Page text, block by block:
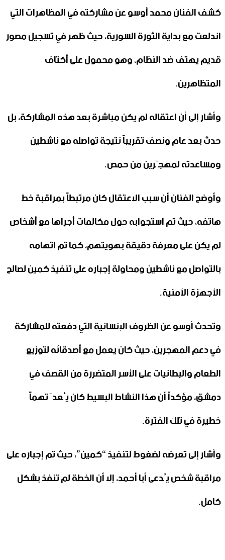
كشف الفنان محمد أوسو عن مشاركته في المظاهرات التي
اندلعت مع بداية الثورة السورية، حيث ظهر في تسجيل مصور
قديم يهتف ضد النظام، وهو محمول على أكتاف
المتظاهرين.
وأشار إلى أن اعتقاله لم يكن مباشرة بعد هذه المشاركة، بل
حدث بعد عام ونصف تقريباً نتيجة تواصله مع ناشطين
ومساعدته لمهجّرين من حمص.
وأوضح الفنان أن سبب الاعتقال كان مرتبطاً بمراقبة خط
هاتفه، حيث تم استجوابه حول مكالمات أجراها مع أشخاص
لم يكن على معرفة دقيقة بهويتهم، كما تم اتهامه
بالتواصل مع ناشطين ومحاولة إجباره على تنفيذ كمين لصالح
الأجهزة الأمنية.
وتحدث أوسو عن الظروف الإنسانية التي دفعته للمشاركة
في دعم المهجرين، حيث كان يعمل مع أصدقائه لتوزيع
الطعام والبطانيات على الأسر المتضررة من القصف في
دمشق، مؤكداً أن هذا النشاط البسيط كان يُعدّ تهماً
خطيرة في تلك الفترة.
وأشار إلى تعرضه لضغوط لتنفيذ “كمين”، حيث تم إجباره على
مراقبة شخص يُدعى أبا أحمد، إلا أن الخطة لم تنفذ بشكل
كامل.